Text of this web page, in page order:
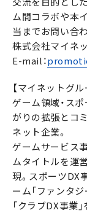
ム間コラボや本
当までお問い合
株式会社マイネ
E-mail：
【マイネットグル
ゲーム領域・ス
がりの拡張とコ
ネット企業。
ゲームサービス
ムタイトルを運
現。スポーツDX
ーム「ファンタ
「クラブDX事業」